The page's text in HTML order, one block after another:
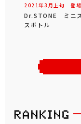
2021年3 月 上旬 登場
Dr.STONE ミニ
スボトル